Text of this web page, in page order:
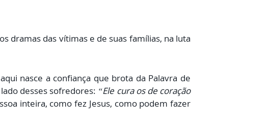
dramas das vítimas e de suas famílias, na luta
nasce a confiança que brota da Palavra de
desses sofredores: “Ele cura os de coração
inteira, como fez Jesus, como podem fazer